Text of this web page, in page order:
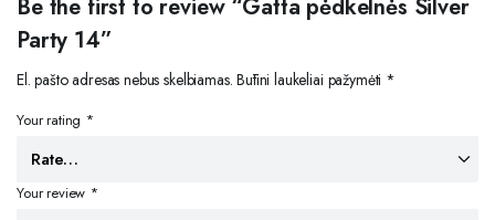
Be the first to review “Gatta pėdkelnės Silver
Party 14”
El. pašto adresas nebus skelbiamas. Būtini laukeliai pažymėti *
Your rating *
Your review *